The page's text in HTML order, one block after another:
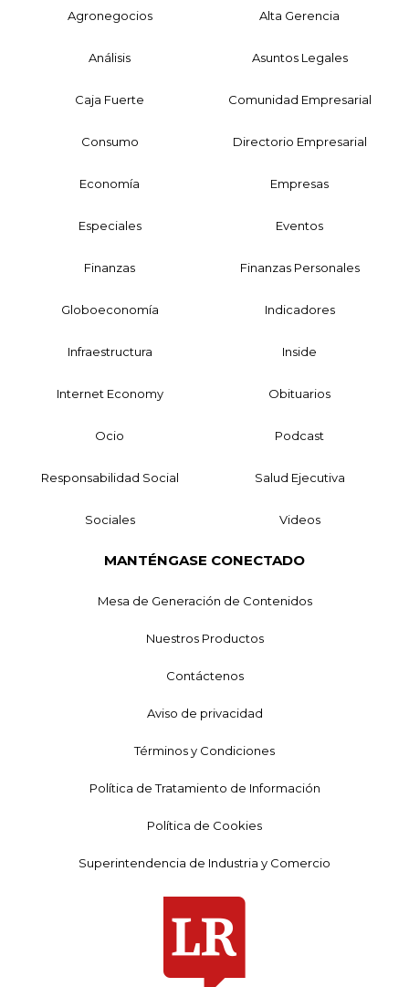
Agronegocios Alta Gerencia
Análisis Asuntos Legales
Caja Fuerte Comunidad Empresarial
Consumo Directorio Empresarial
Economía Empresas
Especiales Eventos
Finanzas Finanzas Personales
Globoeconomía Indicadores
Infraestructura Inside
Internet Economy Obituarios
Ocio Podcast
Responsabilidad Social Salud Ejecutiva
Sociales Videos
MANTÉNGASE CONECTADO
Mesa de Generación de Contenidos
Nuestros Productos
Contáctenos
Aviso de privacidad
Términos y Condiciones
Política de Tratamiento de Información
Política de Cookies
Superintendencia de Industria y Comercio